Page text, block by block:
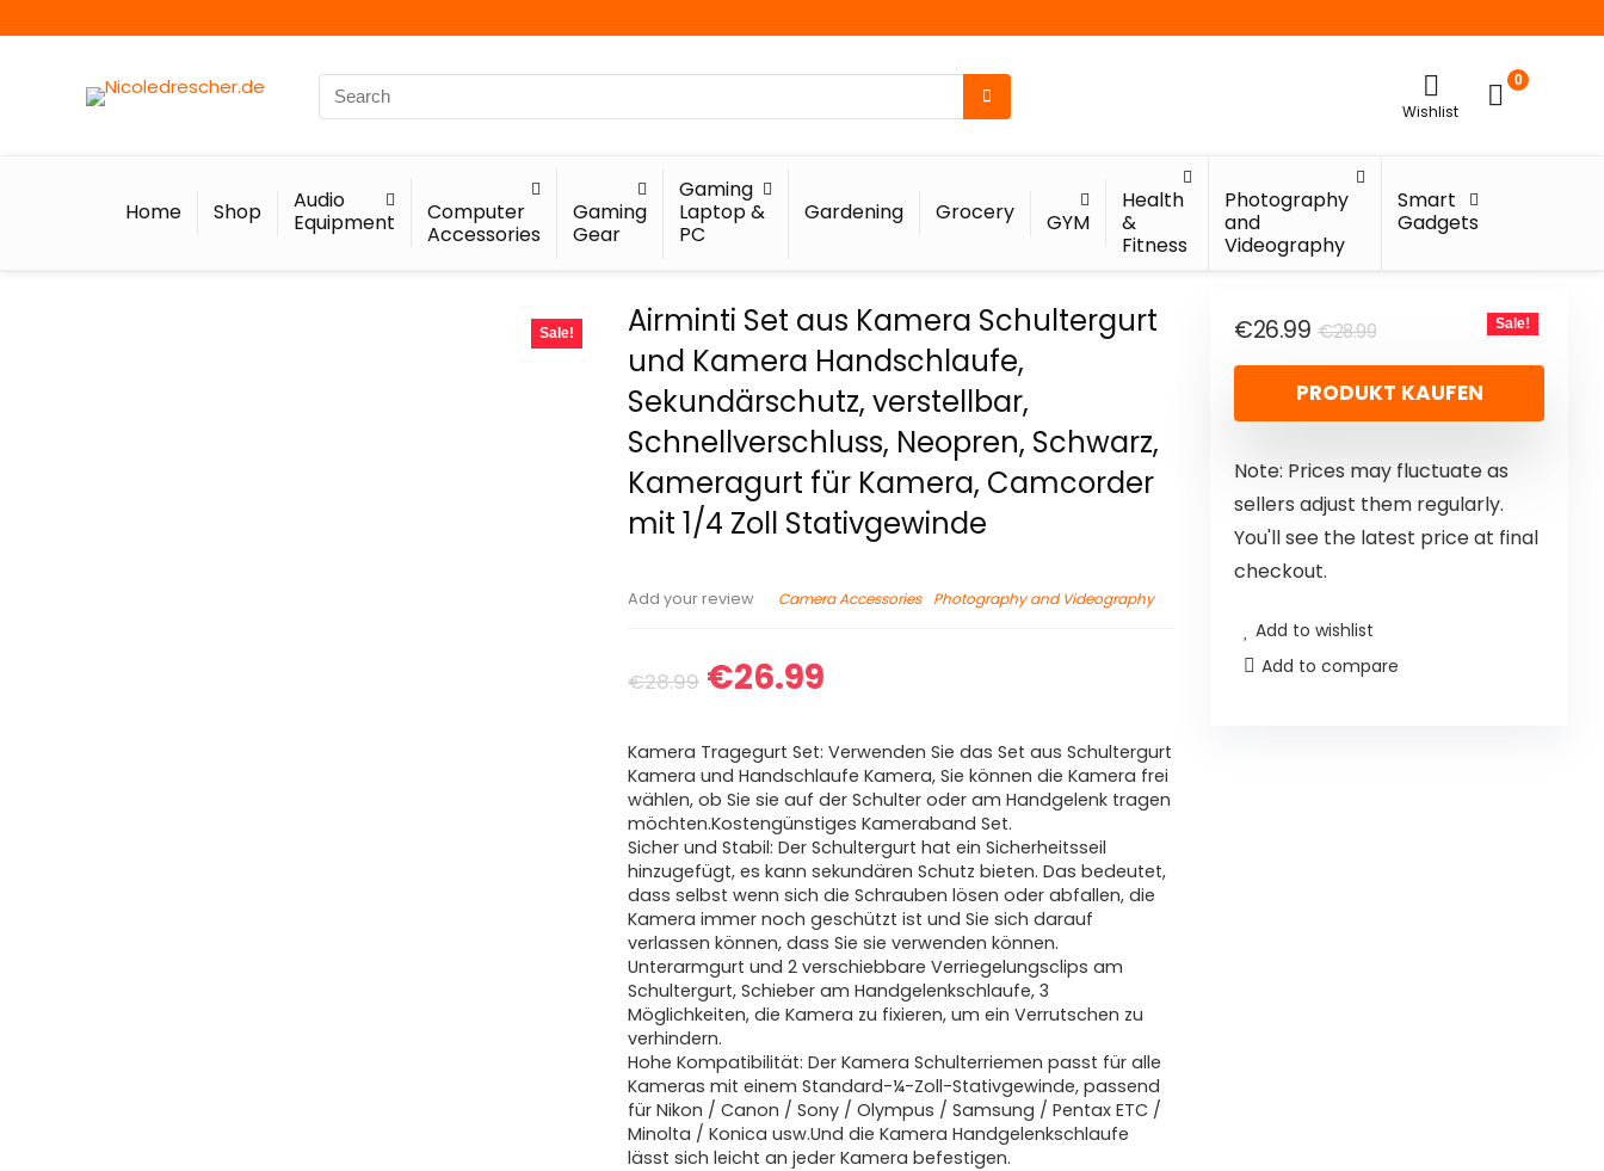
Wishlist
0
Home Shop
Audio
Equipment
Computer
Accessories
Gaming
Gear
Gaming
Laptop &
PC
Gardening Grocery GYM
Health
&
Fitness
Photography
and
Videography
Smart
Gadgets
Sale!
Airminti Set aus Kamera Schultergurt
und Kamera Handschlaufe,
Sekundärschutz, verstellbar,
Schnellverschluss, Neopren, Schwarz,
Kameragurt für Kamera, Camcorder
mit 1/4 Zoll Stativgewinde
Add your review Camera Accessories Photography and Videography
€28.99 €26.99
Kamera Tragegurt Set: Verwenden Sie das Set aus Schultergurt
Kamera und Handschlaufe Kamera, Sie können die Kamera frei
wählen, ob Sie sie auf der Schulter oder am Handgelenk tragen
möchten.Kostengünstiges Kameraband Set.
Sicher und Stabil: Der Schultergurt hat ein Sicherheitsseil
hinzugefügt, es kann sekundären Schutz bieten. Das bedeutet,
dass selbst wenn sich die Schrauben lösen oder abfallen, die
Kamera immer noch geschützt ist und Sie sich darauf
verlassen können, dass Sie sie verwenden können.
Unterarmgurt und 2 verschiebbare Verriegelungsclips am
Schultergurt, Schieber am Handgelenkschlaufe, 3
Möglichkeiten, die Kamera zu fixieren, um ein Verrutschen zu
verhindern.
Hohe Kompatibilität: Der Kamera Schulterriemen passt für alle
Kameras mit einem Standard-¼-Zoll-Stativgewinde, passend
für Nikon / Canon / Sony / Olympus / Samsung / Pentax ETC /
Minolta / Konica usw.Und die Kamera Handgelenkschlaufe
lässt sich leicht an jeder Kamera befestigen.
€28.99
€26.99 Sale!
PRODUKT KAUFEN
Note: Prices may fluctuate as
sellers adjust them regularly.
You'll see the latest price at final
checkout.
Add to wishlist
Add to compare